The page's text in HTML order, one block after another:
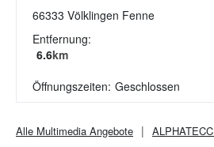
66333 Völklingen Fenne
Entfernung:
6.6km
Öffnungszeiten: Geschlossen
Alle Multimedia Angebote ALPHATECC